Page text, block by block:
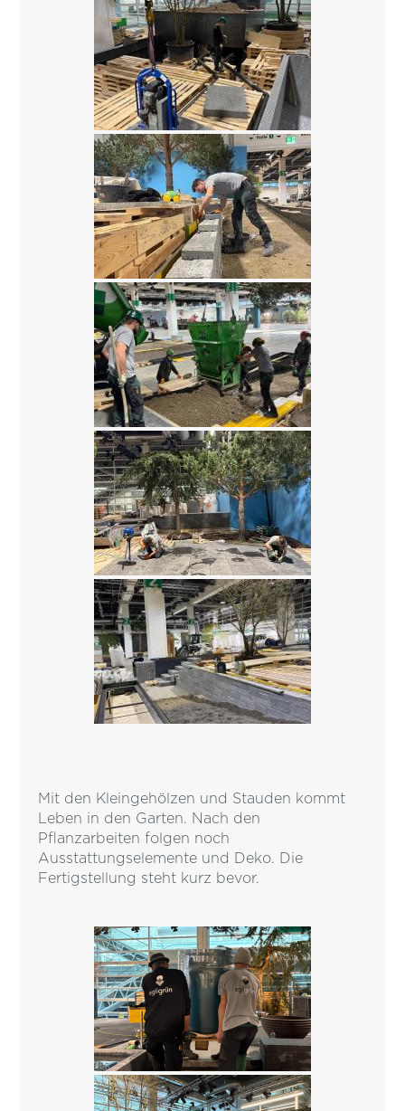
Mit den Kleingehölzen und Stauden kommt
Leben in den Garten. Nach den
Pflanzarbeiten folgen noch
Ausstattungselemente und Deko. Die
Fertigstellung steht kurz bevor.